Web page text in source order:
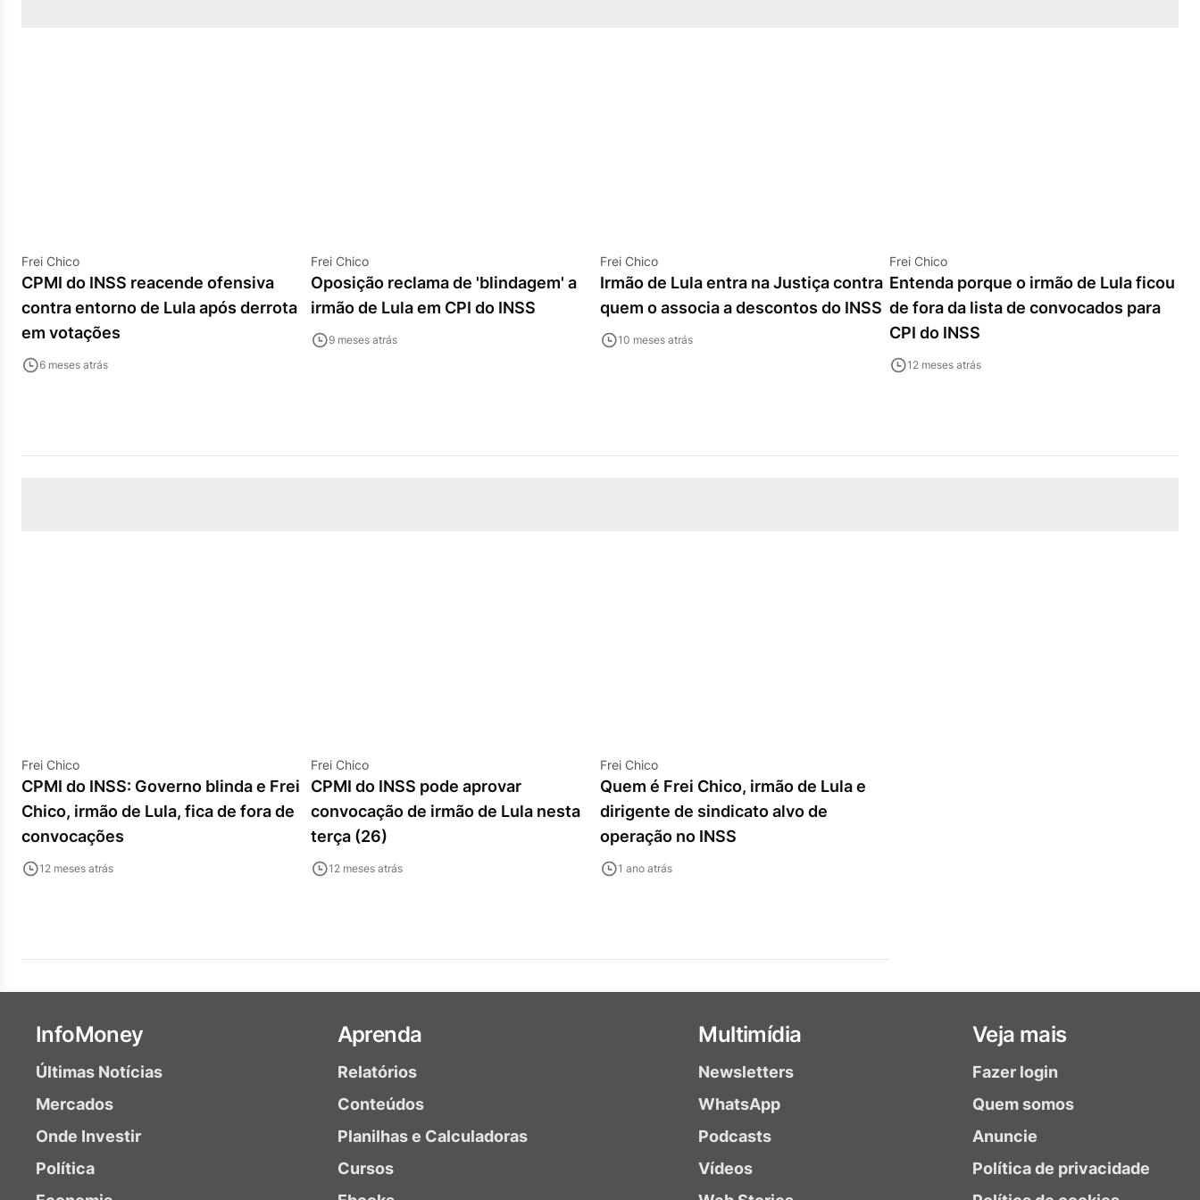
Frei Chico
CPMI do INSS reacende ofensiva
contra entorno de Lula após derrota
em votações
6 meses atrás
Frei Chico
Oposição reclama de 'blindagem' a
irmão de Lula em CPI do INSS
9 meses atrás
Frei Chico
Irmão de Lula entra na Justiça contra
quem o associa a descontos do INSS
10 meses atrás
Frei Chico
Entenda porque o irmão de Lula ficou
de fora da lista de convocados para
CPI do INSS
12 meses atrás
Frei Chico
CPMI do INSS: Governo blinda e Frei
Chico, irmão de Lula, fica de fora de
convocações
12 meses atrás
Frei Chico
CPMI do INSS pode aprovar
convocação de irmão de Lula nesta
terça (26)
12 meses atrás
Frei Chico
Quem é Frei Chico, irmão de Lula e
dirigente de sindicato alvo de
operação no INSS
1 ano atrás
InfoMoney
Últimas Notícias
Mercados
Onde Investir
Política
Aprenda
Relatórios
Conteúdos
Planilhas e Calculadoras
Cursos
Multimídia
Newsletters
WhatsApp
Podcasts
Vídeos
Veja mais
Fazer login
Quem somos
Anuncie
Política de privacidade